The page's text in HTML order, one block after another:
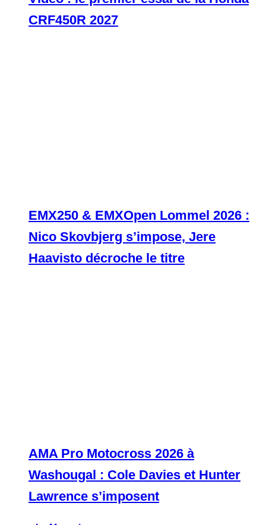
CRF450R 2027
EMX250 & EMXOpen Lommel 2026 :
Nico Skovbjerg s’impose, Jere
Haavisto décroche le titre
AMA Pro Motocross 2026 à
Washougal : Cole Davies et Hunter
Lawrence s’imposent